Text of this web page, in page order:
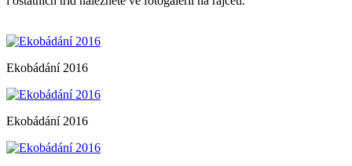
Ekobádání 2016
Ekobádání 2016